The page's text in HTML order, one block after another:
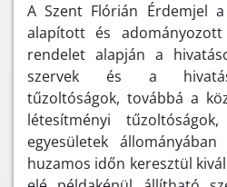
A Szent Flórián Érdemjel
alapított és
rendelet alapján a
szervek és a
tűzoltóságok, továbbá a
létesítményi
egyesületek
huzamos időn keresztül